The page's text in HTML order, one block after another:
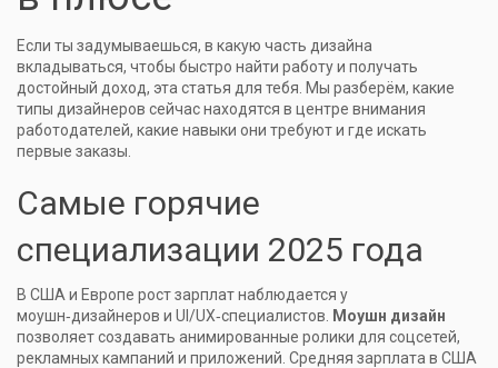
Если ты задумываешься, в какую часть дизайна
вкладываться, чтобы быстро найти работу и получать
достойный доход, эта статья для тебя. Мы разберём, какие
типы дизайнеров сейчас находятся в центре внимания
работодателей, какие навыки они требуют и где искать
первые заказы.
Самые горячие
специализации 2025 года
В США и Европе рост зарплат наблюдается у
моушн‑дизайнеров и UI/UX‑специалистов.
Моушн дизайн
позволяет создавать анимированные ролики для соцсетей,
рекламных кампаний и приложений. Средняя зарплата в США